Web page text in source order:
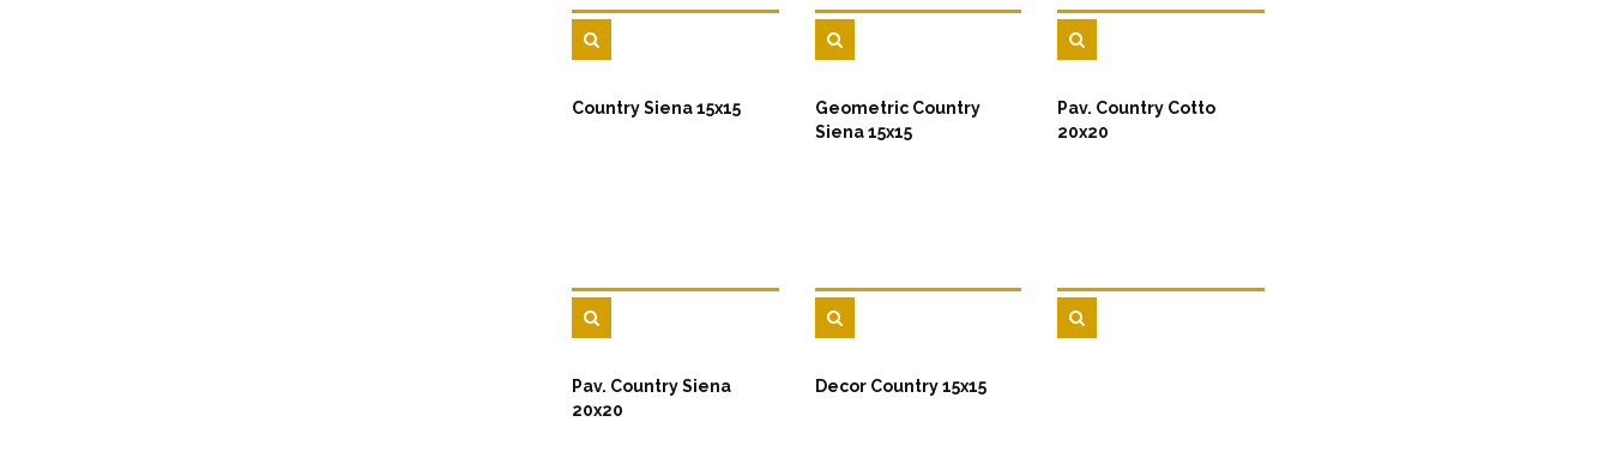
Country Siena 15x15
Geometric Country
Siena 15x15
Pav. Country Cotto
20x20
Pav. Country Siena
20x20
Decor Country 15x15